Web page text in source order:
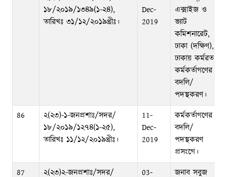
১৮/২০১৯/১৩৪৯(১-২৪),
তারিখঃ ৩১/১২/২০১৯খ্রীঃ।
Dec-
2019
এক্সাইজ ও
ভ্যাট
কমিশনারেট,
ঢাকা (দক্ষিণ),
ঢাকায় কর্মরত
কর্মকর্তাগণের
বদলি/
পদস্থকরণ।
86
২(২৩)-১-জনপ্রশাঃ/সদর/
১৮/২০১৯/১২৭৪(১-২৫),
তারিখঃ ১১/১২/২০১৯খ্রীঃ।
11-
Dec-
2019
কর্মকর্তাগণের
বদলি/
পদস্থকরণ
প্রসংগে।
87
২(২৩)২-জনপ্রশাঃ/সদর/
03-
জনাব সবুজ